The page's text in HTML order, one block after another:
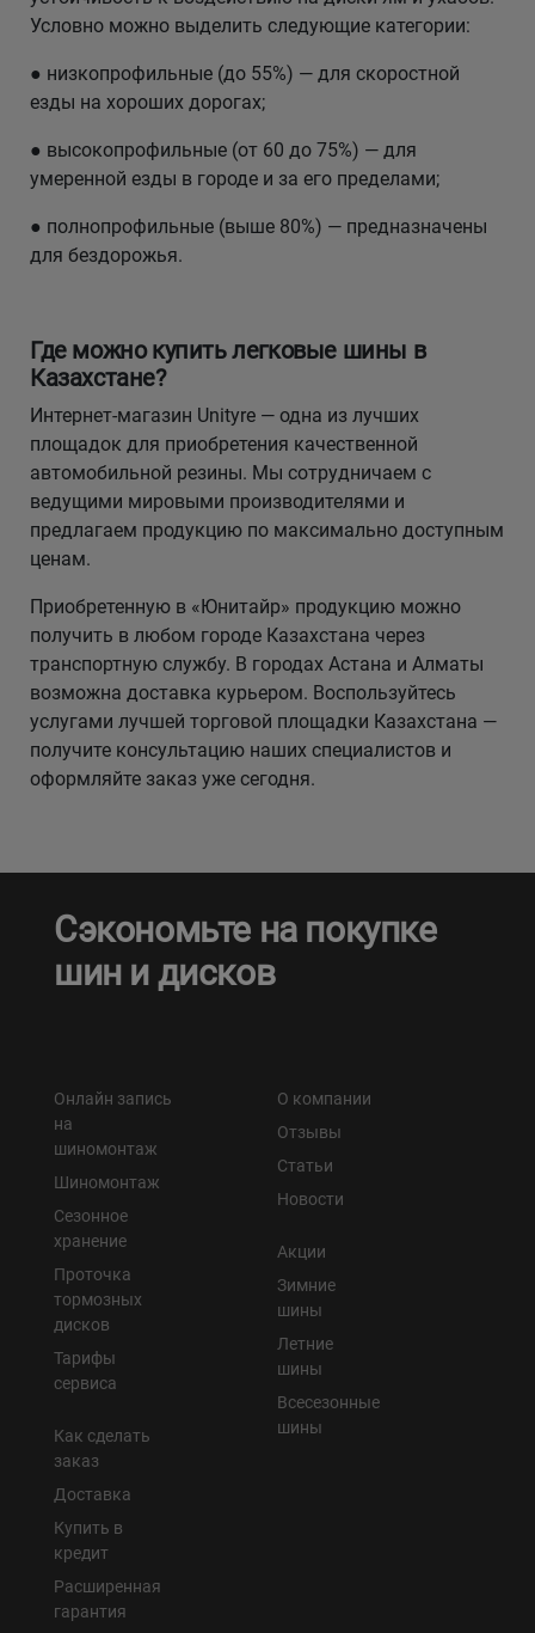
Условно можно выделить следующие категории:
● низкопрофильные (до 55%) — для скоростной
езды на хороших дорогах;
● высокопрофильные (от 60 до 75%) — для
умеренной езды в городе и за его пределами;
● полнопрофильные (выше 80%) — предназначены
для бездорожья.
Где можно купить легковые шины в
Казахстане?
Интернет-магазин Unityre — одна из лучших
площадок для приобретения качественной
автомобильной резины. Мы сотрудничаем с
ведущими мировыми производителями и
предлагаем продукцию по максимально доступным
ценам.
Приобретенную в «Юнитайр» продукцию можно
получить в любом городе Казахстана через
транспортную службу. В городах Астана и Алматы
возможна доставка курьером. Воспользуйтесь
услугами лучшей торговой площадки Казахстана —
получите консультацию наших специалистов и
оформляйте заказ уже сегодня.
Сэкономьте на покупке
шин и дисков
Онлайн запись
на
шиномонтаж
Шиномонтаж
Сезонное
хранение
Проточка
тормозных
дисков
Тарифы
сервиса
Как сделать
заказ
Доставка
Купить в
кредит
Расширенная
гарантия
О компании
Отзывы
Статьи
Новости
Акции
Зимние
шины
Летние
шины
Всесезонные
шины